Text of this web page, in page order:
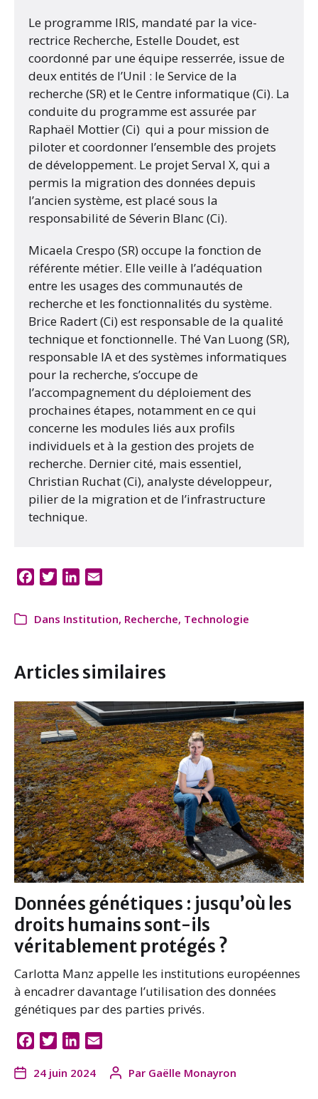
Le programme IRIS, mandaté par la vice-
rectrice Recherche, Estelle Doudet, est
coordonné par une équipe resserrée, issue de
deux entités de l’Unil : le Service de la
recherche (SR) et le Centre informatique (Ci). La
conduite du programme est assurée par
Raphaël Mottier (Ci) qui a pour mission de
piloter et coordonner l’ensemble des projets
de développement. Le projet Serval X, qui a
permis la migration des données depuis
l’ancien système, est placé sous la
responsabilité de Séverin Blanc (Ci).
Micaela Crespo (SR) occupe la fonction de
référente métier. Elle veille à l’adéquation
entre les usages des communautés de
recherche et les fonctionnalités du système.
Brice Radert (Ci) est responsable de la qualité
technique et fonctionnelle. Thé Van Luong (SR),
responsable IA et des systèmes informatiques
pour la recherche, s’occupe de
l’accompagnement du déploiement des
prochaines étapes, notamment en ce qui
concerne les modules liés aux profils
individuels et à la gestion des projets de
recherche. Dernier cité, mais essentiel,
Christian Ruchat (Ci), analyste développeur,
pilier de la migration et de l’infrastructure
technique.
e
o
t
e
r
k
i
Dans Institution, Recherche, Technologie
Articles similaires
Données génétiques : jusqu’où les
droits humains sont-ils
véritablement protégés ?
Carlotta Manz appelle les institutions européennes
à encadrer davantage l’utilisation des données
génétiques par des parties privés.
c
i
n
24 juin 2024 Par Gaëlle Monayron